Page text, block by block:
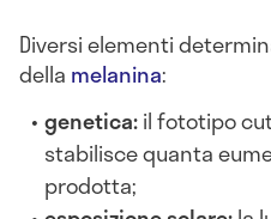
Diversi elementi
della melanina:
genetica:il fototipo
stabilisce quanta
prodotta;